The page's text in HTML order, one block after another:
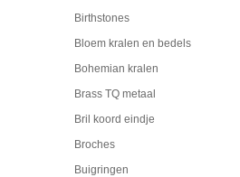
Birthstones
Bloem kralen en bedels
Bohemian kralen
Brass TQ metaal
Bril koord eindje
Broches
Buigringen